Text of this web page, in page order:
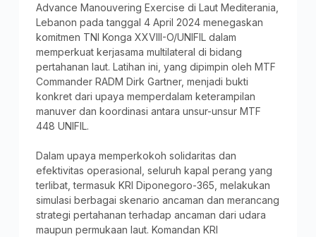
Advance Manouvering Exercise di Laut Mediterania,
Lebanon pada tanggal 4 April 2024 menegaskan
komitmen TNI Konga XXVIII-O/UNIFIL dalam
memperkuat kerjasama multilateral di bidang
pertahanan laut. Latihan ini, yang dipimpin oleh MTF
Commander RADM Dirk Gartner, menjadi bukti
konkret dari upaya memperdalam keterampilan
manuver dan koordinasi antara unsur-unsur MTF
448 UNIFIL.
Dalam upaya memperkokoh solidaritas dan
efektivitas operasional, seluruh kapal perang yang
terlibat, termasuk KRI Diponegoro-365, melakukan
simulasi berbagai skenario ancaman dan merancang
strategi pertahanan terhadap ancaman dari udara
maupun permukaan laut. Komandan KRI